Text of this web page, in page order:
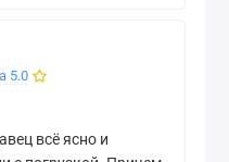
5.0
всё ясно и